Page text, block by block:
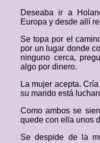
Deseaba ir a
Europa y desde allí
Se topa por el
por un lugar donde
ninguno cerca,
algo por dinero.
La mujer acepta.
su marido está
Como ambos se
quede con ella unos
Se despide de la